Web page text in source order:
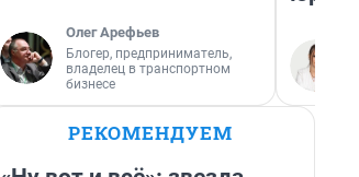
Олег Арефьев
Блогер, предприниматель,
владелец в транспортном
бизнесе
РЕКОМЕНДУЕМ